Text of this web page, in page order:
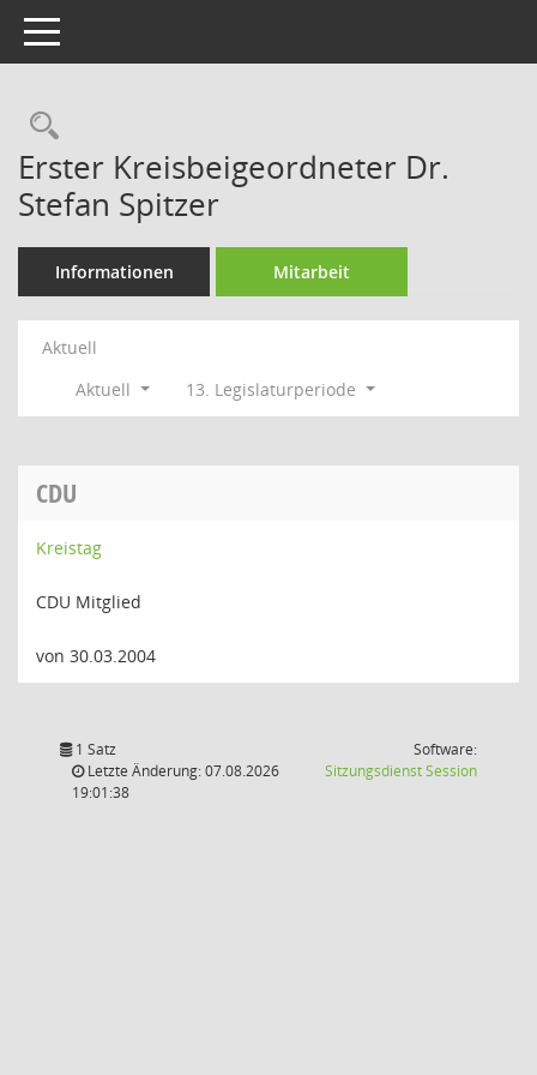
Toggle navigation
Rechercheauswahl
Erster Kreisbeigeordneter Dr.
Stefan Spitzer
Informationen Mitarbeit
Aktuell
Aktuell
13. Legislaturperiode
CDU
Kreistag
CDU Mitglied
von 30.03.2004
1 Satz
Letzte Änderung: 07.08.2026
19:01:38
Software:
SitzungsdienstSession(Wird in